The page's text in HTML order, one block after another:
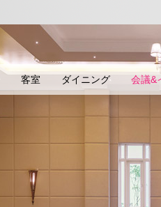
客室 ダイニング 会議&